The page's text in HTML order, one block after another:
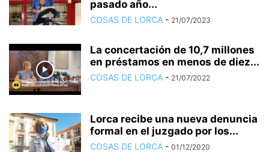
pasado año...
COSAS DE LORCA - 21/07/2023
La concertación de 10,7 millones
en préstamos en menos de diez...
COSAS DE LORCA - 21/07/2022
Lorca recibe una nueva denuncia
formal en el juzgado por los...
COSAS DE LORCA - 01/12/2020